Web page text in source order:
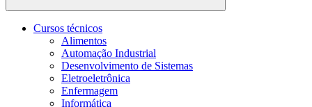
Buscar
Cursos técnicos
Alimentos
Automação Industrial
Desenvolvimento de Sistemas
Eletroeletrônica
Enfermagem
Informática